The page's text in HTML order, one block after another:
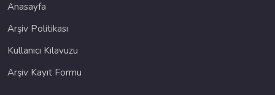
Anasayfa
Arşiv Politikası
Kullanıcı Kılavuzu
Arşiv Kayıt Formu